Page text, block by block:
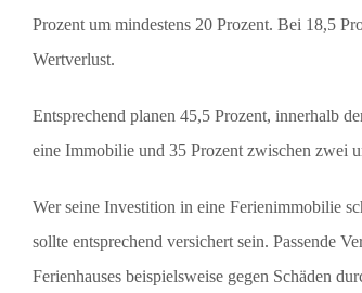
Prozent um mindestens 20 Prozent. Bei 18,5
Wertverlust.
Entsprechend planen 45,5 Prozent, innerhalb
eine Immobilie und 35 Prozent zwischen zwei
Wer seine Investition in eine Ferienimmobilie
sollte entsprechend versichert sein. Passende
Ferienhauses beispielsweise gegen Schäden